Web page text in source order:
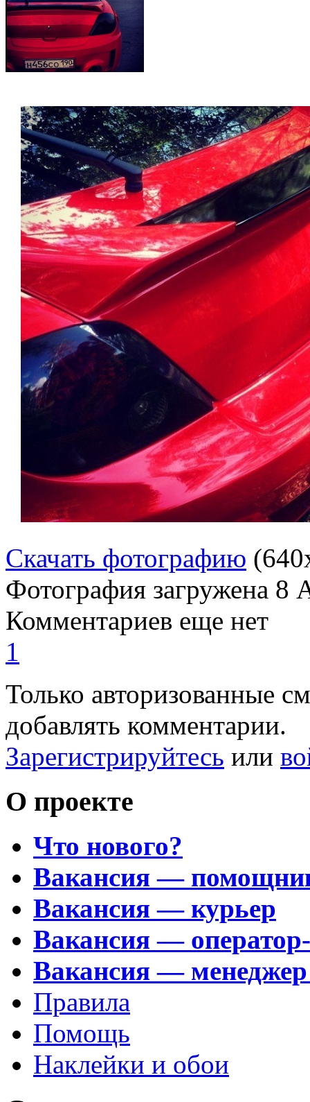
Скачать фотографию
Фотография загружена 8
Комментариев еще нет
1
Только авторизованные
добавлять комментарии.
Зарегистрируйтесь или
О проекте
Что нового?
Вакансия —
Вакансия — курьер
Вакансия —
Вакансия —
Правила
Помощь
Наклейки и обои